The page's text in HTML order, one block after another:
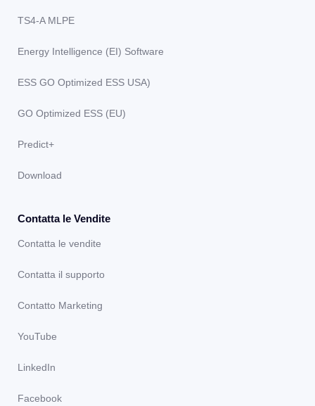
TS4-A MLPE
Energy Intelligence (EI) Software
ESS GO Optimized ESS USA)
GO Optimized ESS (EU)
Predict+
Download
Contatta le Vendite
Contatta le vendite
Contatta il supporto
Contatto Marketing
YouTube
LinkedIn
Facebook